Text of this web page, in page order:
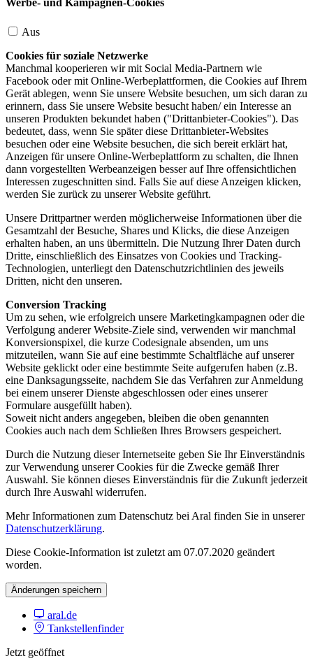
Werbe- und Kampagnen-Cookies
Aus
Cookies für soziale Netzwerke
Manchmal kooperieren wir mit Social Media-Partnern wie
Facebook oder mit Online-Werbeplattformen, die Cookies auf Ihrem
Gerät ablegen, wenn Sie unsere Website besuchen, um sich daran zu
erinnern, dass Sie unsere Website besucht haben/ ein Interesse an
unseren Produkten bekundet haben ("Drittanbieter-Cookies"). Das
bedeutet, dass, wenn Sie später diese Drittanbieter-Websites
besuchen oder eine Website besuchen, die sich bereit erklärt hat,
Anzeigen für unsere Online-Werbeplattform zu schalten, die Ihnen
dann vorgestellten Werbeanzeigen besser auf Ihre offensichtlichen
Interessen zugeschnitten sind. Falls Sie auf diese Anzeigen klicken,
werden Sie zurück zu unserer Website geführt.
Unsere Drittpartner werden möglicherweise Informationen über die
Gesamtzahl der Besuche, Shares und Klicks, die diese Anzeigen
erhalten haben, an uns übermitteln. Die Nutzung Ihrer Daten durch
Dritte, einschließlich des Einsatzes von Cookies und Tracking-
Technologien, unterliegt den Datenschutzrichtlinien des jeweils
Dritten, nicht den unseren.
Conversion Tracking
Um zu sehen, wie erfolgreich unsere Marketingkampagnen oder die
Verfolgung anderer Website-Ziele sind, verwenden wir manchmal
Konversionspixel, die kurze Codesignale absenden, um uns
mitzuteilen, wann Sie auf eine bestimmte Schaltfläche auf unserer
Website geklickt oder eine bestimmte Seite aufgerufen haben (z.B.
eine Danksagungsseite, nachdem Sie das Verfahren zur Anmeldung
bei einem unserer Dienste abgeschlossen oder eines unserer
Formulare ausgefüllt haben).
Soweit nicht anders angegeben, bleiben die oben genannten
Cookies auch nach dem Schließen Ihres Browsers gespeichert.
Durch die Nutzung dieser Internetseite geben Sie Ihr Einverständnis
zur Verwendung unserer Cookies für die Zwecke gemäß Ihrer
Auswahl. Sie können dieses Einverständnis für die Zukunft jederzeit
durch Ihre Auswahl widerrufen.
Mehr Informationen zum Datenschutz bei Aral finden Sie in unserer
Datenschutzerklärung.
Diese Cookie-Information ist zuletzt am 07.07.2020 geändert
worden.
Änderungen speichern
aral.de
Tankstellenfinder
Jetzt geöffnet